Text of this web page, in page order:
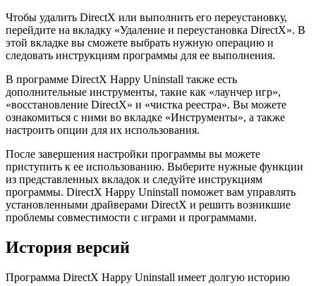
Чтобы удалить DirectX или выполнить его переустановку,
перейдите на вкладку «Удаление и переустановка DirectX». В
этой вкладке вы сможете выбрать нужную операцию и
следовать инструкциям программы для ее выполнения.
В программе DirectX Happy Uninstall также есть
дополнительные инструменты, такие как «лаунчер игр»,
«восстановление DirectX» и «чистка реестра». Вы можете
ознакомиться с ними во вкладке «Инструменты», а также
настроить опции для их использования.
После завершения настройки программы вы можете
приступить к ее использованию. Выберите нужные функции
из представленных вкладок и следуйте инструкциям
программы. DirectX Happy Uninstall поможет вам управлять
установленными драйверами DirectX и решить возникшие
проблемы совместимости с играми и программами.
История версий
Программа DirectX Happy Uninstall имеет долгую историю